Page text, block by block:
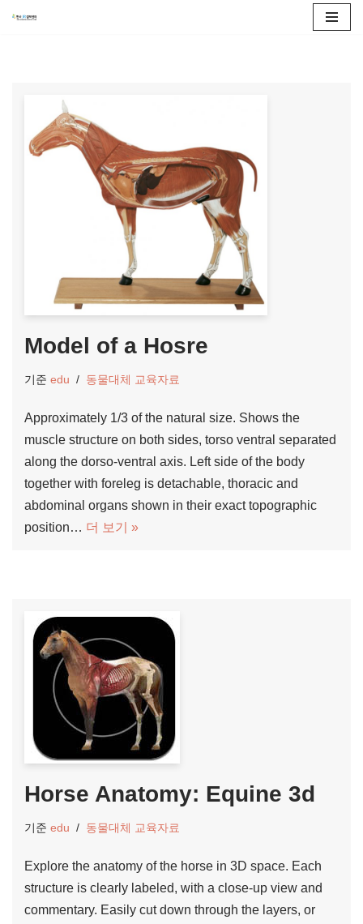
Model of a Hosre
기준 edu 동물대체 교육자료
Approximately 1/3 of the natural size. Shows the
muscle structure on both sides, torso ventral separated
along the dorso-ventral axis. Left side of the body
together with foreleg is detachable, thoracic and
abdominal organs shown in their exact topographic
position… 더 보기 »
Horse Anatomy: Equine 3d
기준 edu 동물대체 교육자료
Explore the anatomy of the horse in 3D space. Each
structure is clearly labeled, with a close-up view and
commentary. Easily cut down through the layers, or